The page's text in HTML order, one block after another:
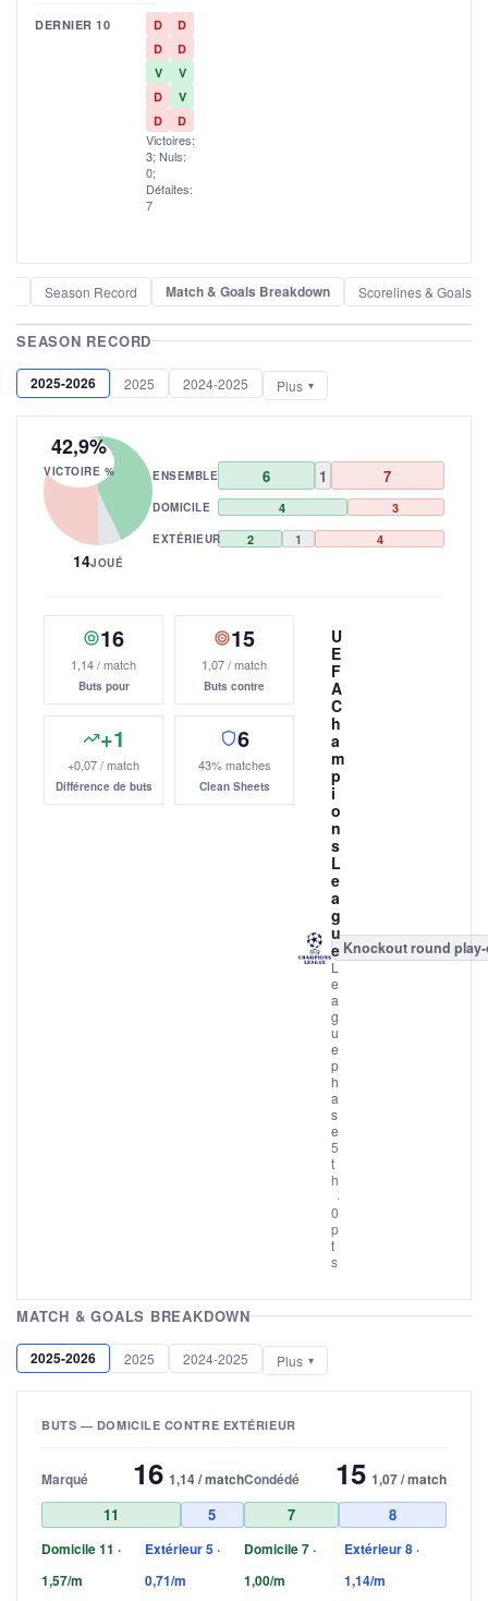
DERNIER 10 D
D
D
D
V
V
D
V
D
D
Victoires:
3; Nuls:
0;
Défaites:
7
Season Record Match & Goals Breakdown Scorelines & Goals
SEASON RECORD
2025-2026 2025 2024-2025 Plus
42,9%
VICTOIRE %
14JOUÉ
ENSEMBLE 6 1 7
DOMICILE 4 3
EXTÉRIEUR 2 1 4
16
1,14 / match
Buts pour
15
1,07 / match
Buts contre
+1
+0,07 / match
Différence de buts
6
43% matches
Clean Sheets
U
E
F
A
C
h
a
m
p
i
o
n
s
L
e
a
g
u
e
L
e
a
g
u
e
p
h
a
s
e
5
t
h
·
0
p
t
s
Knockout round
MATCH & GOALS BREAKDOWN
2025-2026 2025 2024-2025 Plus
BUTS — DOMICILE CONTRE EXTÉRIEUR
Marqué 16 1,14 / match
11 5
Domicile 11 ·
1,57/m
Extérieur 5 ·
0,71/m
Condédé 15 1,07 / match
7 8
Domicile 7 ·
1,00/m
Extérieur 8 ·
1,14/m